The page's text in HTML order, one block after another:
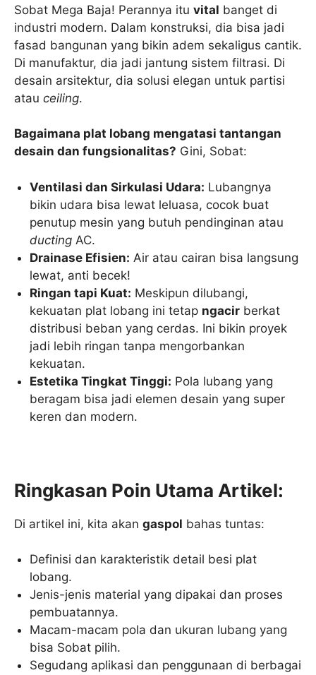
Sobat Mega Baja! Perannya itu vital banget di
industri modern. Dalam konstruksi, dia bisa jadi
fasad bangunan yang bikin adem sekaligus cantik.
Di manufaktur, dia jadi jantung sistem filtrasi. Di
desain arsitektur, dia solusi elegan untuk partisi
atau ceiling.
Bagaimana plat lobang mengatasi tantangan
desain dan fungsionalitas? Gini, Sobat:
Ventilasi dan Sirkulasi Udara: Lubangnya
bikin udara bisa lewat leluasa, cocok buat
penutup mesin yang butuh pendinginan atau
ducting AC.
Drainase Efisien: Air atau cairan bisa langsung
lewat, anti becek!
Ringan tapi Kuat: Meskipun dilubangi,
kekuatan plat lobang ini tetap ngacir berkat
distribusi beban yang cerdas. Ini bikin proyek
jadi lebih ringan tanpa mengorbankan
kekuatan.
Estetika Tingkat Tinggi: Pola lubang yang
beragam bisa jadi elemen desain yang super
keren dan modern.
Ringkasan Poin Utama Artikel:
Di artikel ini, kita akan gaspol bahas tuntas:
Definisi dan karakteristik detail besi plat
lobang.
Jenis-jenis material yang dipakai dan proses
pembuatannya.
Macam-macam pola dan ukuran lubang yang
bisa Sobat pilih.
Segudang aplikasi dan penggunaan di berbagai